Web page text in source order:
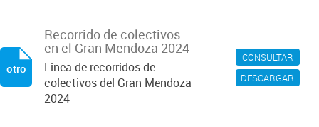
CONSULTAR
DESCARGAR
Recorrido de colectivos
en el Gran Mendoza 2024
Linea de recorridos de
colectivos del Gran Mendoza
2024
otro